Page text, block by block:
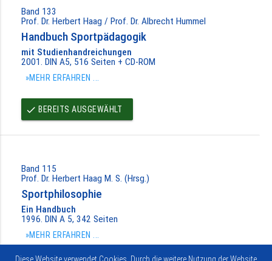
Band 133
Prof. Dr. Herbert Haag / Prof. Dr. Albrecht Hummel
Handbuch Sportpädagogik
mit Studienhandreichungen
2001. DIN A5, 516 Seiten + CD-ROM
»MEHR ERFAHREN ...
done BEREITS AUSGEWÄHLT
Band 115
Prof. Dr. Herbert Haag M. S. (Hrsg.)
Sportphilosophie
Ein Handbuch
1996. DIN A 5, 342 Seiten
»MEHR ERFAHREN ...